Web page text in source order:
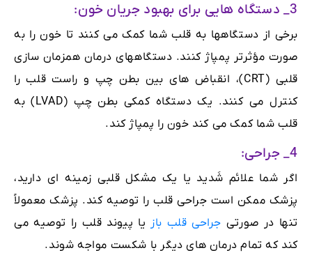
3_ دستگاه هایی برای بهبود جریان خون:
برخی از دستگاهها به قلب شما کمک می کنند تا خون را به
صورت مؤثرتر پمپاژ کنند. دستگاههای درمان همزمان سازی
قلبی (CRT)، انقباض های بین بطن چپ و راست قلب را
کنترل می کنند. یک دستگاه کمکی بطن چپ (LVAD) به
قلب شما کمک می کند خون را پمپاژ کند.
4_ جراحی:
اگر شما علائم شَدید یا یک مشکل قلبی زمینه ای دارید،
پزشک ممکن است جراحی قلب را توصیه کند. پزشک معمولاً
تنها در صورتی جراحی قلب باز یا پیوند قلب را توصیه می
کند که تمام درمان های دیگر با شکست مواجه شوند.